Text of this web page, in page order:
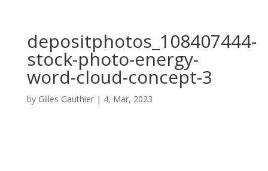
depositphotos_108407444-
stock-photo-energy-
word-cloud-concept-3
by Gilles Gauthier| 4, Mar, 2023